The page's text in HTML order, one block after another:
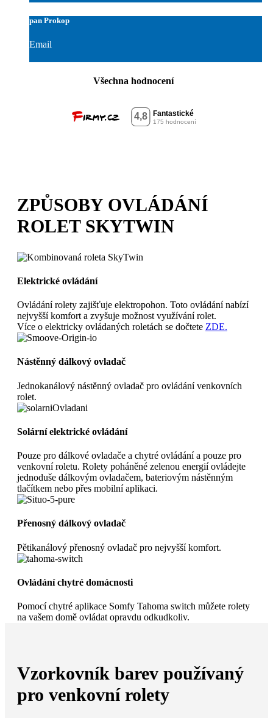
pan Prokop
Email
Všechna hodnocení
ZPŮSOBY OVLÁDÁNÍ
ROLET SKYTWIN
Elektrické ovládání
Ovládání rolety zajišťuje elektropohon. Toto ovládání nabízí
nejvyšší komfort a zvyšuje možnost využívání rolet.
Více o elektricky ovládaných roletách se dočtete ZDE.
Nástěnný dálkový ovladač
Jednokanálový nástěnný ovladač pro ovládání venkovních
rolet.
Solární elektrické ovládání
Pouze pro dálkové ovladače a chytré ovládání a pouze pro
venkovní roletu. Rolety poháněné zelenou energií ovládejte
jednoduše dálkovým ovladačem, bateriovým nástěnným
tlačítkem nebo přes mobilní aplikaci.
Přenosný dálkový ovladač
Pětikanálový přenosný ovladač pro nejvyšší komfort.
Ovládání chytré domácnosti
Pomocí chytré aplikace Somfy Tahoma switch můžete rolety
na vašem domě ovládat opravdu odkudkoliv.
Vzorkovník barev používaný
pro venkovní rolety